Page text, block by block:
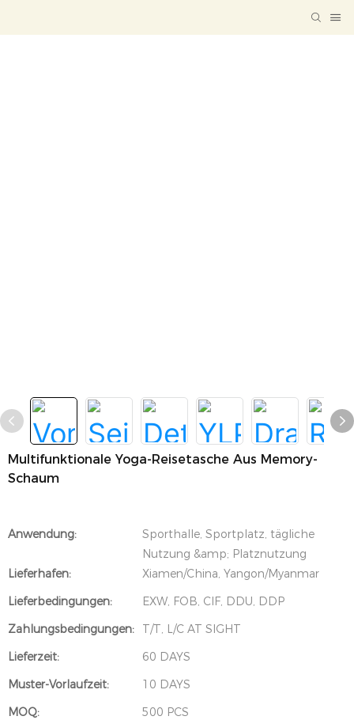
Multifunktionale Yoga-Reisetasche Aus Memory-
Schaum
Anwendung:
Sporthalle, Sportplatz, tägliche
Nutzung &amp; Platznutzung
Lieferhafen:
Xiamen/China, Yangon/Myanmar
Lieferbedingungen:
EXW, FOB, CIF, DDU, DDP
Zahlungsbedingungen:
T/T, L/C AT SIGHT
Lieferzeit:
60 DAYS
Muster-Vorlaufzeit:
10 DAYS
MOQ:
500 PCS